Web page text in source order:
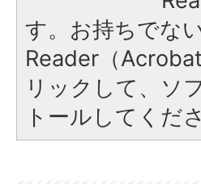
す。お持ちでな
Reader（
リックして、ソ
トールしてくだ